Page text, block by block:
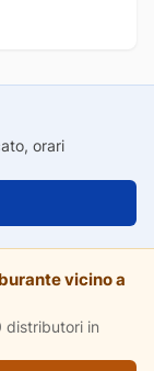
orari
vicino a
distributori in